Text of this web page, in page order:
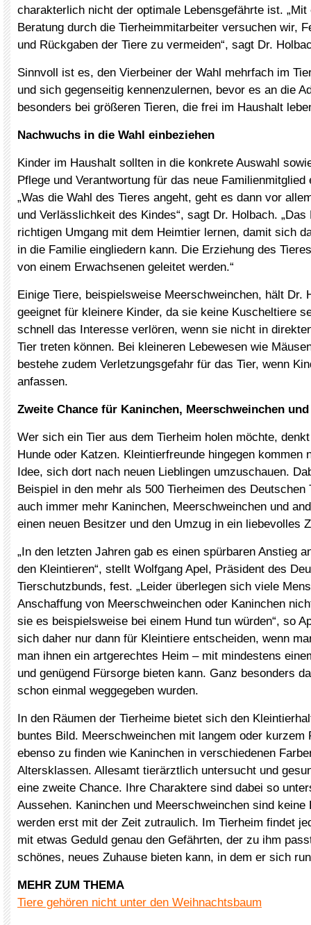
charakterlich nicht der optimale Lebensgefährte ist.
Beratung durch die Tierheimmitarbeiter versuchen wir,
und Rückgaben der Tiere zu vermeiden“, sagt Dr.
Sinnvoll ist es, den Vierbeiner der Wahl mehrfach im
und sich gegenseitig kennenzulernen, bevor es an die
besonders bei größeren Tieren, die frei im Haushalt
Nachwuchs in die Wahl einbeziehen
Kinder im Haushalt sollten in die konkrete Auswahl
Pflege und Verantwortung für das neue Familienmitglied
„Was die Wahl des Tieres angeht, geht es dann vor
und Verlässlichkeit des Kindes“, sagt Dr. Holbach. „Das
richtigen Umgang mit dem Heimtier lernen, damit sich
in die Familie eingliedern kann. Die Erziehung des
von einem Erwachsenen geleitet werden.“
Einige Tiere, beispielsweise Meerschweinchen, hält Dr.
geeignet für kleinere Kinder, da sie keine Kuscheltiere
schnell das Interesse verlören, wenn sie nicht in
Tier treten können. Bei kleineren Lebewesen wie
bestehe zudem Verletzungsgefahr für das Tier, wenn
anfassen.
Zweite Chance für Kaninchen, Meerschweinchen und
Wer sich ein Tier aus dem Tierheim holen möchte,
Hunde oder Katzen. Kleintierfreunde hingegen kommen
Idee, sich dort nach neuen Lieblingen umzuschauen.
Beispiel in den mehr als 500 Tierheimen des Deutschen
auch immer mehr Kaninchen, Meerschweinchen und
einen neuen Besitzer und den Umzug in ein liebevolles
„In den letzten Jahren gab es einen spürbaren Anstieg
den Kleintieren“, stellt Wolfgang Apel, Präsident des
Tierschutzbunds, fest. „Leider überlegen sich viele
Anschaffung von Meerschweinchen oder Kaninchen
sie es beispielsweise bei einem Hund tun würden“, so
sich daher nur dann für Kleintiere entscheiden, wenn
man ihnen ein artgerechtes Heim – mit mindestens
und genügend Fürsorge bieten kann. Ganz besonders
schon einmal weggegeben wurden.
In den Räumen der Tierheime bietet sich den
buntes Bild. Meerschweinchen mit langem oder kurzem
ebenso zu finden wie Kaninchen in verschiedenen
Altersklassen. Allesamt tierärztlich untersucht und
eine zweite Chance. Ihre Charaktere sind dabei so
Aussehen. Kaninchen und Meerschweinchen sind keine
werden erst mit der Zeit zutraulich. Im Tierheim findet
mit etwas Geduld genau den Gefährten, der zu ihm
schönes, neues Zuhause bieten kann, in dem er sich
MEHR ZUM THEMA
Tiere gehören nicht unter den Weihnachtsbaum